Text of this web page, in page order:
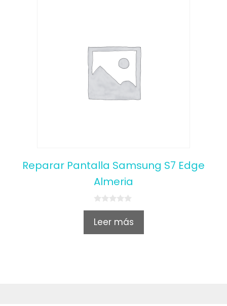
Reparar Pantalla Samsung S7 Edge
Almeria
0
u
Leer más